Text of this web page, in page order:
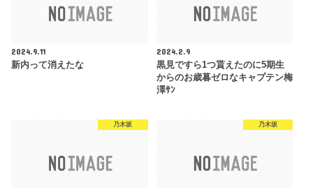
2024.9.11
新内って消えたな
2024.2.9
黒見ですら1つ貰えたのに5期生
からのお歳暮ゼロなキャプテン梅
澤ｻﾝ
乃木坂 乃木坂